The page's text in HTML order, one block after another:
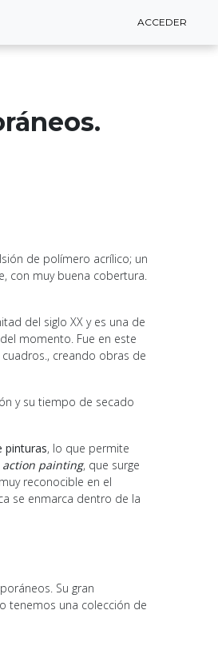
ACCEDER
ACCEDER
de polímero acrílico; un
con muy buena cobertura.
del siglo XX y es una de
momento. Fue en este
creando obras de
y su tiempo de secado
pinturas, lo que permite
action painting, que surge
reconocible en el
se enmarca dentro de la
Su gran
tenemos una colección de